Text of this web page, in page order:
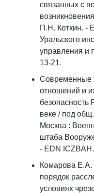
связанных с
П.Н. Коткин. -
Уральского
управления и
13-21.
Современные
отношений и
безопасность
веке / под
Москва :
штаба
- EDN ICZBAH.
Комарова Е.А.
порядок
условиях